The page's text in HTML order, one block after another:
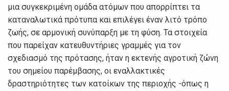
μια συγκεκριμένη ομάδα ατόμων που απορρίπτει τα
καταναλωτικά πρότυπα και επιλέγει έναν λιτό τρόπο
ζωής, σε αρμονική συνύπαρξη με τη φύση. Τα στοιχεία
που παρείχαν κατευθυντήριες γραμμές για τον
σχεδιασμό της πρότασης, ήταν η εκτενής αγροτική ζώνη
του σημείου παρέμβασης, οι εναλλακτικές
δραστηριότητες των κατοίκων της περιοχής -όπως η